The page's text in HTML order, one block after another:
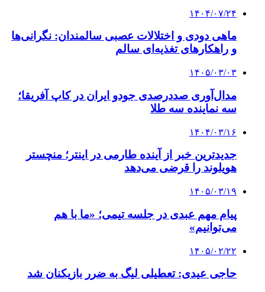
۱۴۰۴/۰۷/۲۴
ماهی دودی و اختلالات عصبی سالمندان: نگرانی‌ها
و راهکارهای تغذیه‌ای سالم
۱۴۰۵/۰۳/۰۳
مدال‌آوری صددرصدی جودو ایران در کاپ آفریقا؛
سه نماینده سه طلا
۱۴۰۴/۰۳/۱۶
جدیدترین خبر از آینده طارمی در اینتر؛ منچستر
هویلوند را قرضی می‌دهد
۱۴۰۵/۰۳/۱۹
پیام مهم عبدی در جلسه تیمی؛ «ما با هم
می‌توانیم»
۱۴۰۵/۰۲/۲۲
حاجی عیدی: تعطیلی لیگ به ضرر بازیکنان شد